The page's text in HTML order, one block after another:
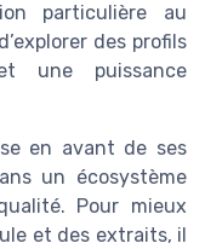
particulière au
des profils
une puissance
en avant de ses
un écosystème
Pour mieux
et des extraits, il